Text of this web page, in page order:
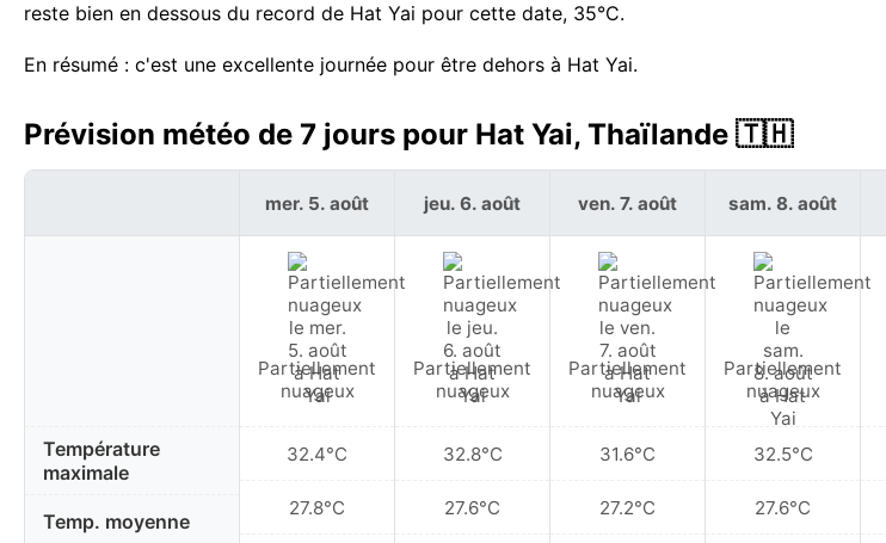
reste bien en dessous du record de Hat Yai pour cette date, 35°C.
En résumé : c'est une excellente journée pour être dehors à Hat Yai.
Prévision météo de 7 jours pour Hat Yai, Thaïlande 🇹🇭
Température
maximale
Temp. moyenne
mer. 5. août
Partiellement
nuageux
32.4°C
27.8°C
jeu. 6. août
Partiellement
nuageux
32.8°C
27.6°C
ven. 7. août
Partiellement
nuageux
31.6°C
27.2°C
sam. 8. août
Partiellement
nuageux
32.5°C
27.6°C